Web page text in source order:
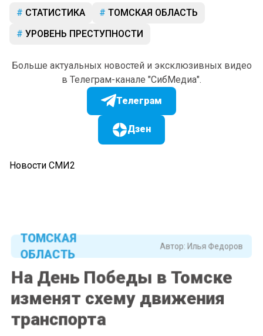
СТАТИСТИКА
ТОМСКАЯ ОБЛАСТЬ
УРОВЕНЬ ПРЕСТУПНОСТИ
Больше актуальных новостей и эксклюзивных видео
в Телеграм-канале "СибМедиа".
Телеграм
Дзен
Новости СМИ2
Автор:Илья Федоров
ТОМСКАЯ
ОБЛАСТЬ
На День Победы в Томске
изменят схему движения
транспорта